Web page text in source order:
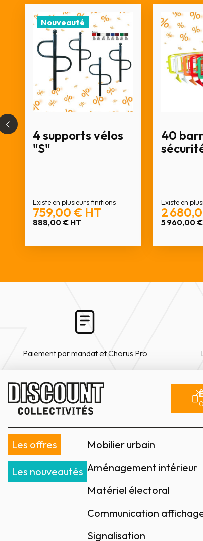
4 supports vélos
"S"
Existe en plusieurs finitions
759,00 € HT
888,00 €HT
Nouveauté
40
Existe en
2
5 960,00
Paiement par mandat et Chorus Pro
Les offres
Les nouveautés
Mobilier urbain
Aménagement intérieur
Matériel électoral
Communication
Signalisation